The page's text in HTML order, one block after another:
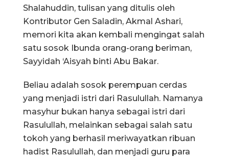
Shalahuddin, tulisan yang ditulis oleh
Kontributor Gen Saladin, Akmal Ashari,
memori kita akan kembali mengingat salah
satu sosok Ibunda orang-orang beriman,
Sayyidah ‘Aisyah binti Abu Bakar.
Beliau adalah sosok perempuan cerdas
yang menjadi istri dari Rasulullah. Namanya
masyhur bukan hanya sebagai istri dari
Rasulullah, melainkan sebagai salah satu
tokoh yang berhasil meriwayatkan ribuan
hadist Rasulullah, dan menjadi guru para